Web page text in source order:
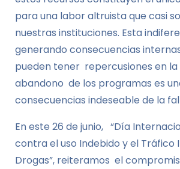
para una labor altruista que casi
nuestras instituciones. Esta
generando consecuencias
pueden tener repercusiones en la
abandono de los programas es
consecuencias indeseable de la
En este 26 de junio, “Día
contra el uso Indebido y el Tráfico
Drogas”, reiteramos el